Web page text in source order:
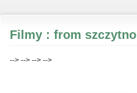
Filmy : from szczytno
--> --> --> -->